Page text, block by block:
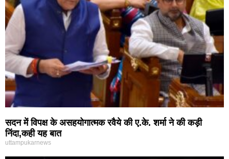
सदन में विपक्ष के असहयोगात्मक रवैये की ए.के. शर्मा ने की कड़ी
निंदा,कही यह बात
uttampukarnews